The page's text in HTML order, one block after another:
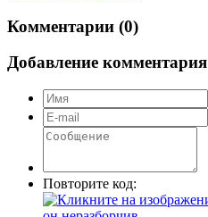
Комментарии (0)
Добавление комментария
Повторите код: